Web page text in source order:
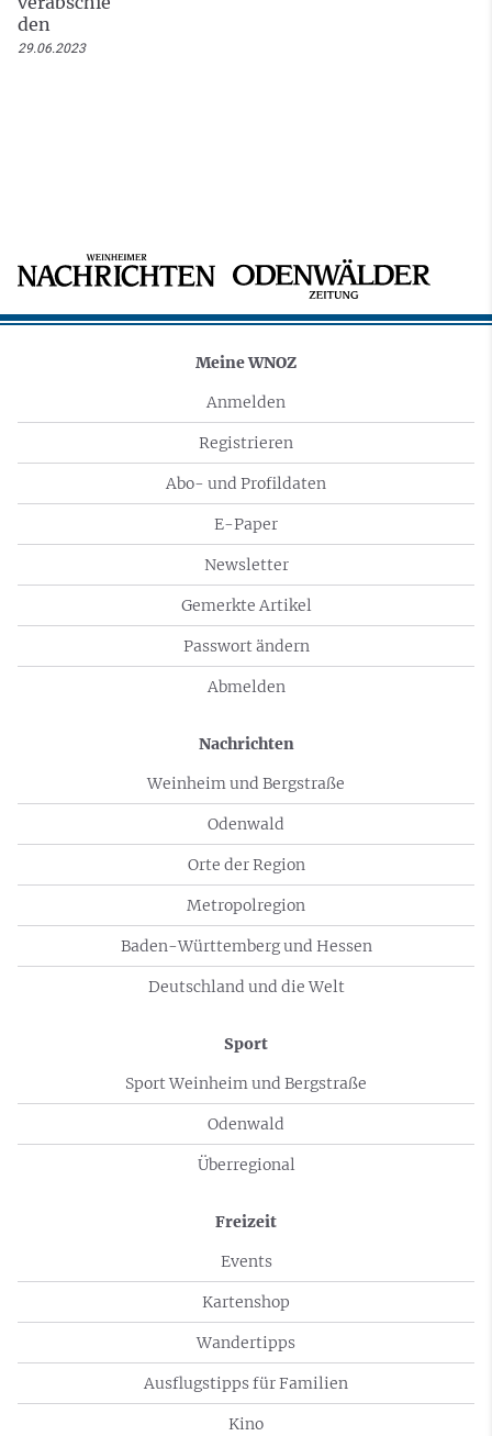
den
29.06.2023
Meine WNOZ
Anmelden
Registrieren
Abo- und Profildaten
E-Paper
Newsletter
Gemerkte Artikel
Passwort ändern
Abmelden
Nachrichten
Weinheim und Bergstraße
Odenwald
Orte der Region
Metropolregion
Baden-Württemberg und Hessen
Deutschland und die Welt
Sport
Sport Weinheim und Bergstraße
Odenwald
Überregional
Freizeit
Events
Kartenshop
Wandertipps
Ausflugstipps für Familien
Kino